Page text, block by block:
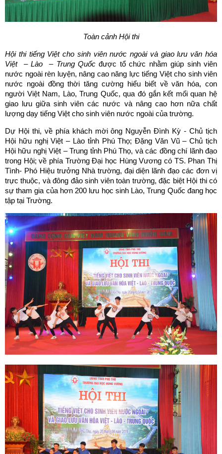
Toàn cảnh Hội thi
Hội thi tiếng Việt cho sinh viên nước ngoài và giao lưu văn hóa
Việt – Lào – Trung Quốc được tổ chức nhằm giúp sinh viên
nước ngoài rèn luyện, nâng cao năng lực tiếng Việt cho sinh viên
nước ngoài đồng thời tăng cường hiểu biết về văn hóa, con
người Việt Nam, Lào, Trung Quốc, qua đó gắn kết mối quan hệ
giao lưu giữa sinh viên các nước và nâng cao hơn nữa chất
lượng dạy tiếng Việt cho sinh viên nước ngoài của trường.
Dự Hội thi, về phía khách mời ông Nguyễn Đình Kỳ - Chủ tịch
Hội hữu nghị Việt – Lào tỉnh Phú Thọ; Đặng Văn Vũ – Chủ tịch
Hội hữu nghị Việt – Trung tỉnh Phú Thọ, và các đồng chí lãnh đạo
trong Hội; về phía Trường Đại học Hùng Vương có TS. Phan Thị
Tình- Phó Hiệu trưởng Nhà trường, đại diện lãnh đạo các đơn vị
trực thuộc, và đông đảo sinh viên toàn trường, đặc biệt Hội thi có
sự tham gia của hơn 200 lưu học sinh Lào, Trung Quốc đang học
tập tại Trường.